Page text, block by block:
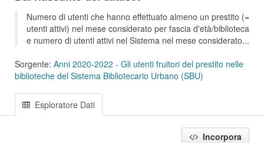
Numero di utenti che hanno effettuato almeno un prestito (=
utenti attivi) nel mese considerato per fascia d'età/biblioteca
e numero di utenti attivi nel Sistema nel mese considerato...
Sorgente: Anni 2020-2022 - Gli utenti fruitori del prestito nelle
biblioteche del Sistema Bibliotecario Urbano (SBU)
Esploratore Dati
Incorpora